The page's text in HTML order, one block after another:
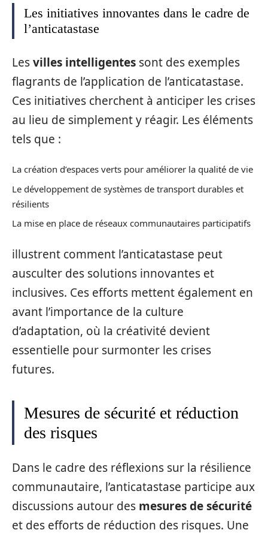
Les initiatives innovantes dans le cadre de
l’anticatastase
Lesvilles intelligentes sont des exemples
flagrants de l’application de l’anticatastase.
Ces initiatives cherchent à anticiper les crises
au lieu de simplement y réagir. Les éléments
tels que :
La création d’espaces verts pour améliorer la qualité de vie
Le développement de systèmes de transport durables et
résilients
La mise en place de réseaux communautaires participatifs
illustrent comment l’anticatastase peut
ausculter des solutions innovantes et
inclusives. Ces efforts mettent également en
avant l’importance de la culture
d’adaptation, où la créativité devient
essentielle pour surmonter les crises
futures.
Mesures de sécurité et réduction
des risques
Dans le cadre des réflexions sur la résilience
communautaire, l’anticatastase participe aux
discussions autour des mesures de sécurité
et des efforts de réduction des risques. Une